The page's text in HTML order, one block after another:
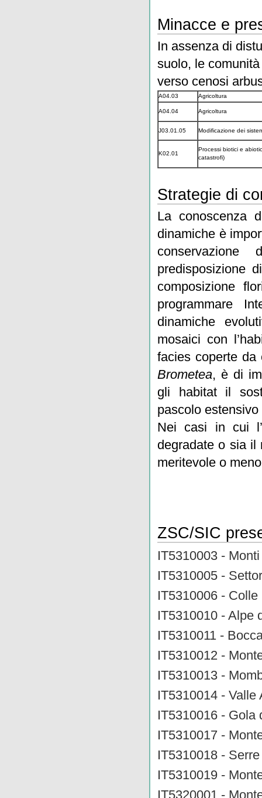
Minacce e
In assenza di
suolo, le
verso cenosi
A04.03 Agricoltura
A04.04 Agricoltura
J03.01.05 Modificazione dei
K02.01
Processi biotici e
catastrofi)
Strategie di
La conoscenza
dinamiche è
conservazione
predisposizione
composizione
programmare
dinamiche
mosaici con
facies coperte
Brometea, è di
gli habitat il
pascolo
Nei casi in cui
degradate o sia il
meritevole o
ZSC/SIC
IT5310003 -
IT5310005 -
IT5310006 -
IT5310010 - Alpe
IT5310011 -
IT5310012 -
IT5310013 -
IT5310014 - Valle
IT5310016 - Gola
IT5310017 -
IT5310018 -
IT5310019 -
IT5320001 -